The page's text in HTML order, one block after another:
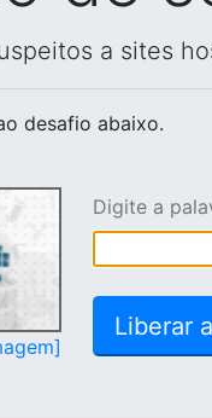
a sites
desafio abaixo.
Digite a